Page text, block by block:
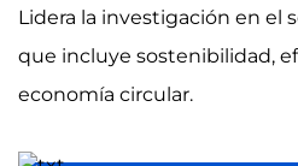
Lidera la investigación en el
que incluye sostenibilidad,
economía circular.